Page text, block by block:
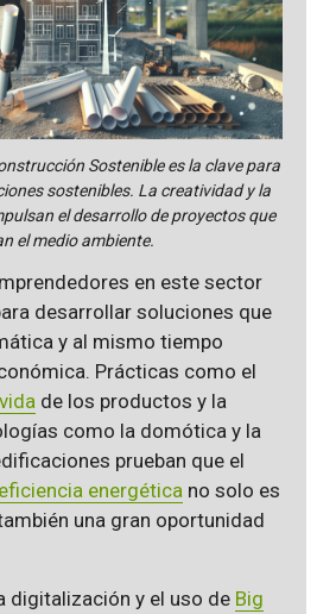
Sostenible es la clave para
sostenibles. La creatividad y la
el desarrollo de proyectos que
el medio ambiente.
en este sector
desarrollar soluciones que
y al mismo tiempo
Prácticas como el
de los productos y la
como la domótica y la
prueban que el
eficiencia energética no solo es
una gran oportunidad
digitalización y el uso de Big